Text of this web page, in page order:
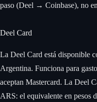
paso (Deel → Coinbase), no
Deel Card
La Deel Card está disponible
Argentina. Funciona para
aceptan Mastercard. La Deel
ARS: el equivalente en pesos